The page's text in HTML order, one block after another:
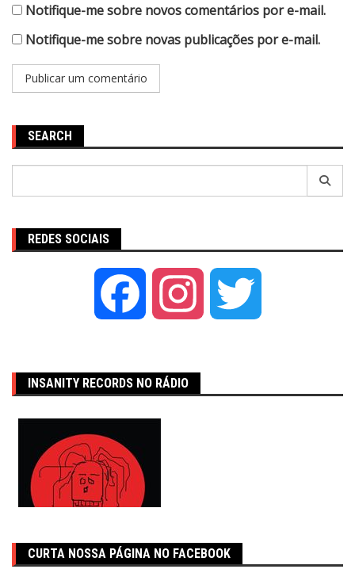
Notifique-me sobre novos comentários por e-mail.
Notifique-me sobre novas publicações por e-mail.
SEARCH
REDES SOCIAIS
Facebook Instagram
INSANITY RECORDS NO RÁDIO
CURTA NOSSA PÁGINA NO FACEBOOK